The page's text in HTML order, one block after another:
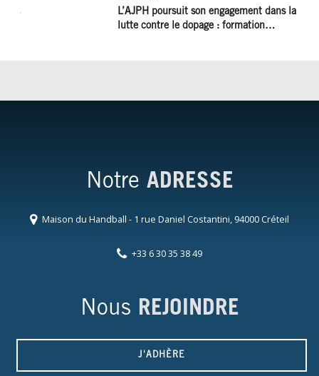
L’AJPH poursuit son engagement dans la
lutte contre le dopage : formation
Notre ADRESSE
Maison du Handball - 1 rue Daniel Costantini, 94000 Créteil
+33 6 30 35 38 49
Nous REJOINDRE
J'ADHÈRE